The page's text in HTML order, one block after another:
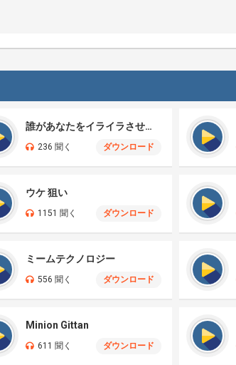
誰があなたをイライラさせるのか
236 聞く ダウンロード
ウケ 狙い
1151 聞く ダウンロード
ミームテクノロジー
556 聞く ダウンロード
Minion Gittan
611 聞く ダウンロード